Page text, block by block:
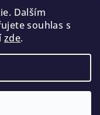
Dalším
souhlas s
zde.
práva vyhrazena.